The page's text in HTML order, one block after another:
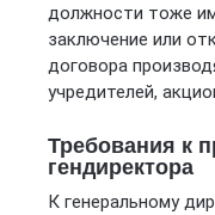
должности тоже
заключение или
договора
учредителей,
Требования к
гендиректора
К генеральному